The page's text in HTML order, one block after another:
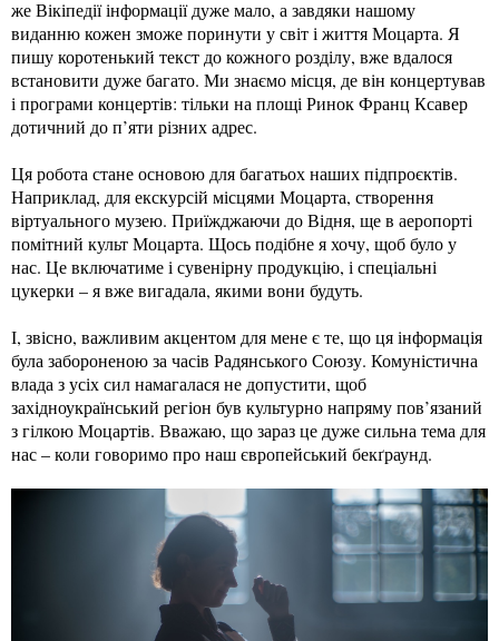
же Вікіпедії інформації дуже мало, а завдяки нашому
виданню кожен зможе поринути у світ і життя Моцарта. Я
пишу коротенький текст до кожного розділу, вже вдалося
встановити дуже багато. Ми знаємо місця, де він концертував
і програми концертів: тільки на площі Ринок Франц Ксавер
дотичний до п’яти різних адрес.
Ця робота стане основою для багатьох наших підпроєктів.
Наприклад, для екскурсій місцями Моцарта, створення
віртуального музею. Приїжджаючи до Відня, ще в аеропорті
помітний культ Моцарта. Щось подібне я хочу, щоб було у
нас. Це включатиме і сувенірну продукцію, і спеціальні
цукерки – я вже вигадала, якими вони будуть.
І, звісно, важливим акцентом для мене є те, що ця інформація
була забороненою за часів Радянського Союзу. Комуністична
влада з усіх сил намагалася не допустити, щоб
західноукраїнський регіон був культурно напряму пов’язаний
з гілкою Моцартів. Вважаю, що зараз це дуже сильна тема для
нас – коли говоримо про наш європейський бекґраунд.